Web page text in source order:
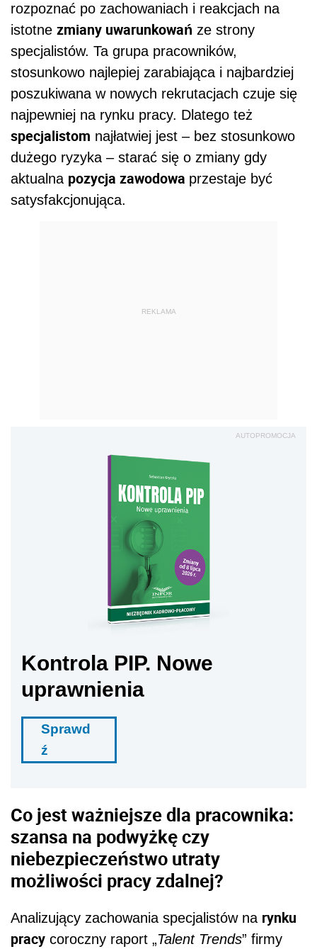
rozpoznać po zachowaniach i reakcjach na
istotne zmiany uwarunkowań ze strony
specjalistów. Ta grupa pracowników,
stosunkowo najlepiej zarabiająca i najbardziej
poszukiwana w nowych rekrutacjach czuje się
najpewniej na rynku pracy. Dlatego też
specjalistom najłatwiej jest – bez stosunkowo
dużego ryzyka – starać się o zmiany gdy
aktualna pozycja zawodowa przestaje być
satysfakcjonująca.
REKLAMA
AUTOPROMOCJA
Kontrola PIP. Nowe
uprawnienia
Sprawd
ź
Co jest ważniejsze dla pracownika:
szansa na podwyżkę czy
niebezpieczeństwo utraty
możliwości pracy zdalnej?
Analizujący zachowania specjalistów na rynku
pracy coroczny raport „Talent Trends” firmy